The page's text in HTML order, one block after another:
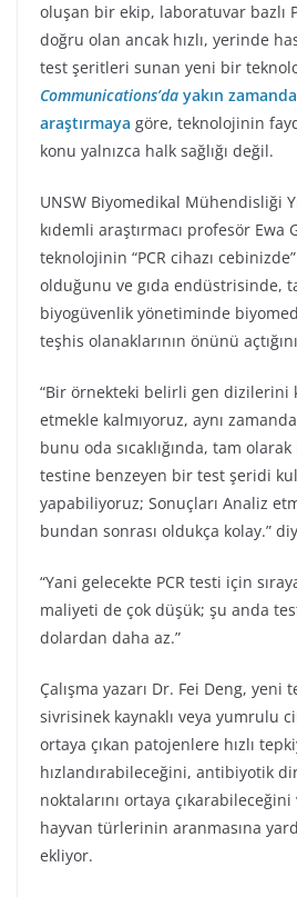
oluşan bir ekip, laboratuvar bazlı
doğru olan ancak hızlı, yerinde
test şeritleri sunan yeni bir
Communications’da yakın
araştırmaya göre, teknolojinin
konu yalnızca halk sağlığı değil.
UNSW Biyomedikal Mühendisliği
kıdemli araştırmacı profesör Ewa
teknolojinin “PCR cihazı
olduğunu ve gıda endüstrisinde,
biyogüvenlik yönetiminde
teşhis olanaklarının önünü
“Bir örnekteki belirli gen dizilerini
etmekle kalmıyoruz, aynı
bunu oda sıcaklığında, tam
testine benzeyen bir test şeridi
yapabiliyoruz; Sonuçları Analiz
bundan sonrası oldukça kolay.”
“Yani gelecekte PCR testi için
maliyeti de çok düşük; şu anda
dolardan daha az.”
Çalışma yazarı Dr. Fei Deng,
sivrisinek kaynaklı veya yumrulu
ortaya çıkan patojenlere hızlı
hızlandırabileceğini, antibiyotik
noktalarını ortaya
hayvan türlerinin aranmasına
ekliyor.